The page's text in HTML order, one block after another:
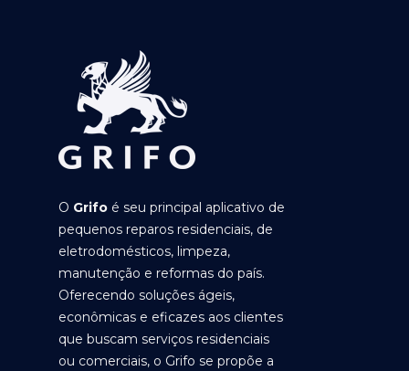
O Grifo é seu principal aplicativo de
pequenos reparos residenciais, de
eletrodomésticos, limpeza,
manutenção e reformas do país.
Oferecendo soluções ágeis,
econômicas e eficazes aos clientes
que buscam serviços residenciais
ou comerciais, o Grifo se propõe a